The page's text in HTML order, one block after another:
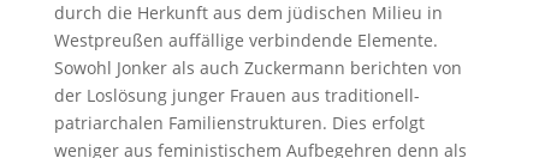
durch die Herkunft aus dem jüdischen Milieu in
Westpreußen auffällige verbindende Elemente.
Sowohl Jonker als auch Zuckermann berichten von
der Loslösung junger Frauen aus traditionell-
patriarchalen Familienstrukturen. Dies erfolgt
weniger aus feministischem Aufbegehren denn als